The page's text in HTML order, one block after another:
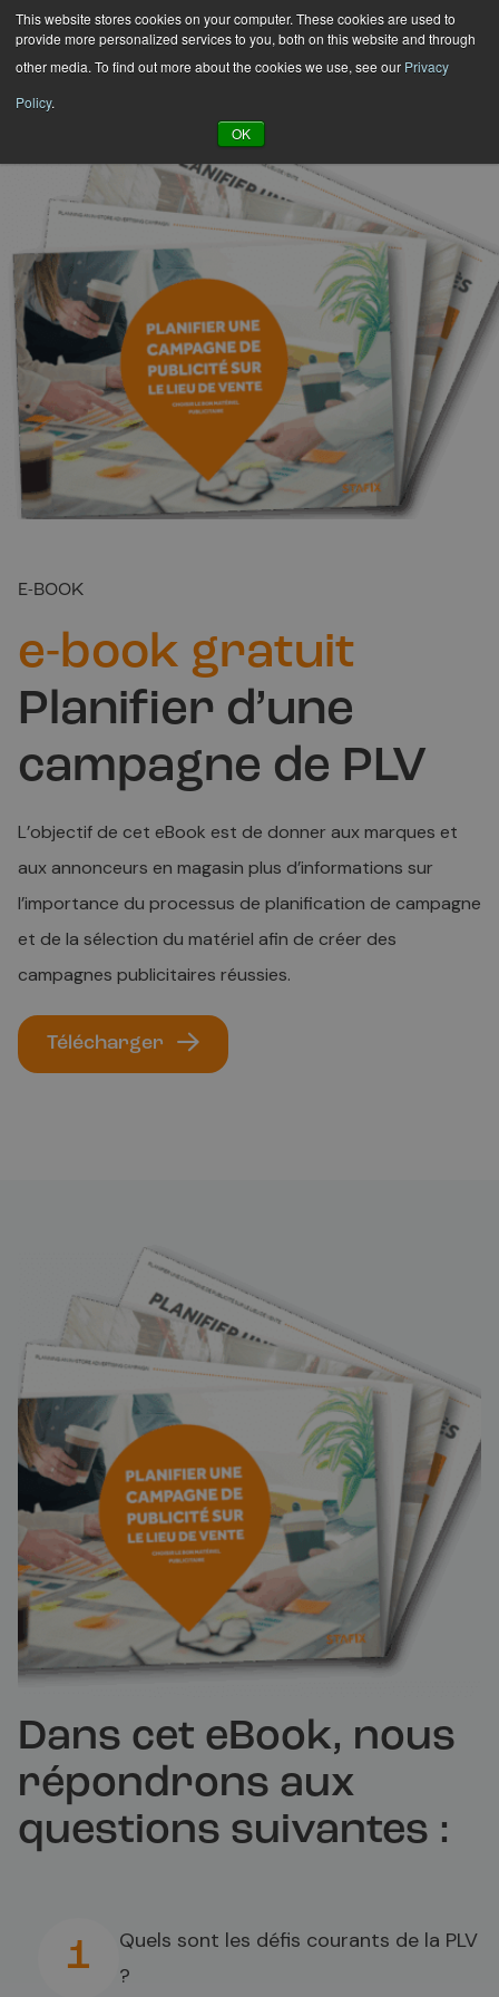
This website stores cookies on your computer. These cookies are used to
provide more personalized services to you, both on this website and through
other media. To find out more about the cookies we use, see our Privacy
Policy.
OK
Hyppää
sisältöön
E-BOOK
e-book gratuit
Planifier d’une
campagne de PLV
L’objectif de cet eBook est de donner aux marques et
aux annonceurs en magasin plus d’informations sur
l’importance du processus de planification de campagne
et de la sélection du matériel afin de créer des
campagnes publicitaires réussies.
Télécharger
Dans cet eBook, nous
répondrons aux
questions suivantes :
1
Quels sont les défis courants de la PLV
?